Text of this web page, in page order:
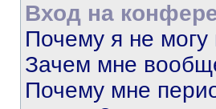
Вход на
Почему я не могу
Зачем мне
Почему мне